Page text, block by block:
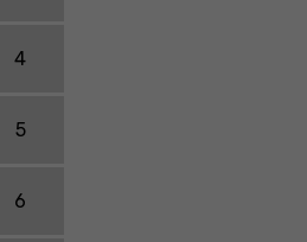
4
5
6